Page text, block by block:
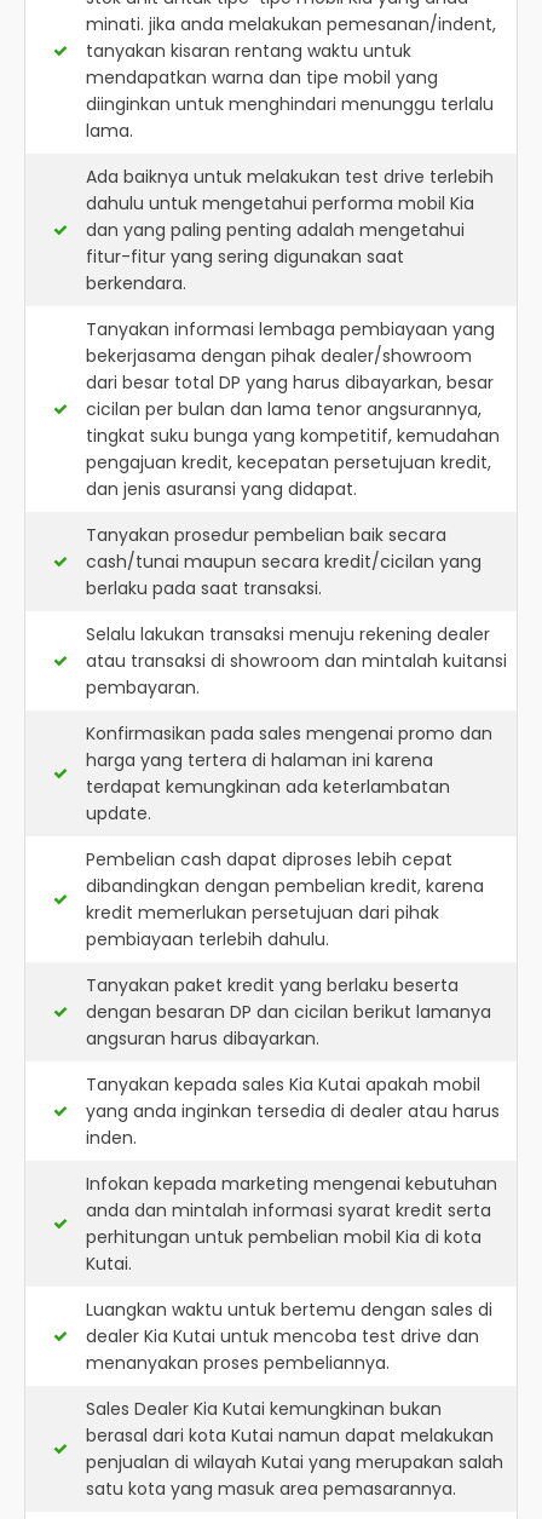
minati. jika anda melakukan pemesanan/indent,
tanyakan kisaran rentang waktu untuk
mendapatkan warna dan tipe mobil yang
diinginkan untuk menghindari menunggu terlalu
lama.
Ada baiknya untuk melakukan test drive terlebih
dahulu untuk mengetahui performa mobil Kia
dan yang paling penting adalah mengetahui
fitur-fitur yang sering digunakan saat
berkendara.
Tanyakan informasi lembaga pembiayaan yang
bekerjasama dengan pihak dealer/showroom
dari besar total DP yang harus dibayarkan, besar
cicilan per bulan dan lama tenor angsurannya,
tingkat suku bunga yang kompetitif, kemudahan
pengajuan kredit, kecepatan persetujuan kredit,
dan jenis asuransi yang didapat.
Tanyakan prosedur pembelian baik secara
cash/tunai maupun secara kredit/cicilan yang
berlaku pada saat transaksi.
Selalu lakukan transaksi menuju rekening dealer
atau transaksi di showroom dan mintalah kuitansi
pembayaran.
Konfirmasikan pada sales mengenai promo dan
harga yang tertera di halaman ini karena
terdapat kemungkinan ada keterlambatan
update.
Pembelian cash dapat diproses lebih cepat
dibandingkan dengan pembelian kredit, karena
kredit memerlukan persetujuan dari pihak
pembiayaan terlebih dahulu.
Tanyakan paket kredit yang berlaku beserta
dengan besaran DP dan cicilan berikut lamanya
angsuran harus dibayarkan.
Tanyakan kepada sales Kia Kutai apakah mobil
yang anda inginkan tersedia di dealer atau harus
inden.
Infokan kepada marketing mengenai kebutuhan
anda dan mintalah informasi syarat kredit serta
perhitungan untuk pembelian mobil Kia di kota
Kutai.
Luangkan waktu untuk bertemu dengan sales di
dealer Kia Kutai untuk mencoba test drive dan
menanyakan proses pembeliannya.
Sales Dealer Kia Kutai kemungkinan bukan
berasal dari kota Kutai namun dapat melakukan
penjualan di wilayah Kutai yang merupakan salah
satu kota yang masuk area pemasarannya.